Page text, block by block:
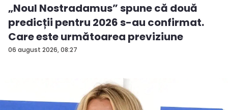
06 august 2026, 08:27
„Noul Nostradamus” spune că două
predicții pentru 2026 s-au confirmat.
Care este următoarea previziune